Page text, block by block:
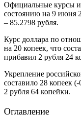
Официальные курсы
состоянию на 9 июня
– 85.2798 рубля.
Курс доллара по
на 20 копеек, что
прибавил 2 рубля 24
Укрепление
составило 28 копеек
2 рубля 64 копейки.
Оглавление